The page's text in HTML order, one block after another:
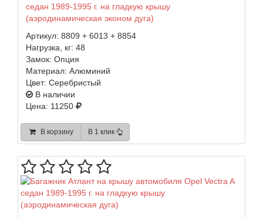
седан 1989-1995 г. на гладкую крышу
(аэродинамическая эконом дуга)
Артикул: 8809 + 6013 + 8854
Нагрузка, кг: 48
Замок: Опция
Материал: Алюминий
Цвет: Серебристый
В наличии
Цена: 11250
В корзину В 1 клик